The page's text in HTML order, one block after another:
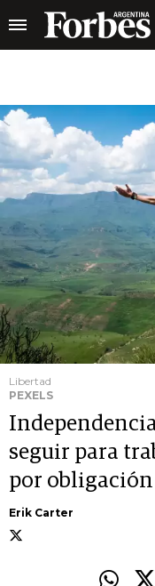
Libertad
PEXELS
seguir para
por obligación
Erik Carter